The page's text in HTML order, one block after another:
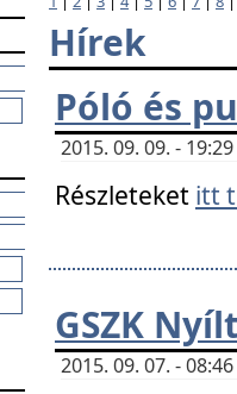
Hírek
Póló és
2015. 09. 09. -
Részleteket itt
GSZK
2015. 09. 07. -